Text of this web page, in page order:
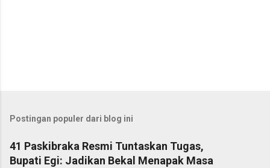
Postingan populer dari blog ini
41 Paskibraka Resmi Tuntaskan Tugas,
Bupati Egi: Jadikan Bekal Menapak Masa